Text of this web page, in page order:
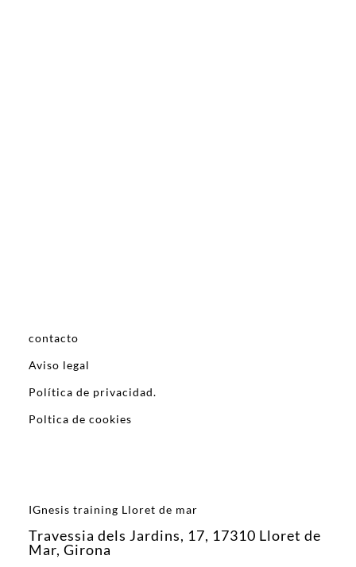
contacto
Aviso legal
Política de privacidad.
Poltica de cookies
IGnesis training Lloret de mar
Travessia dels Jardins, 17, 17310 Lloret de
Mar, Girona